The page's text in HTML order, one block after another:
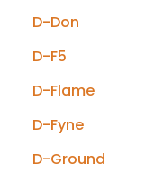
D-Don
D-F5
D-Flame
D-Fyne
D-Ground